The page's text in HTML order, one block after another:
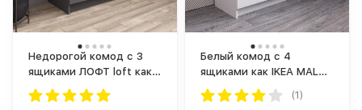
Недорогой комод с 3
ящиками ЛОФТ loft как
ИКЕА MALM Графит МК
800.1 (МП) МС мори
Белый комод с 4
ящиками как IKEA MALM
(ИКЕА МАЛЬМ) МК 800.4
(МП/3) МС мори
(1)